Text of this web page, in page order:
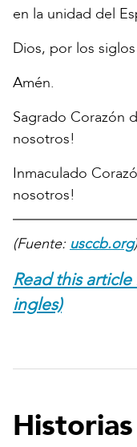
en la unidad del
Dios, por los
Amén.
Sagrado Corazón
nosotros!
Inmaculado
nosotros!
(Fuente: usccb.org)
Read this
ingles)